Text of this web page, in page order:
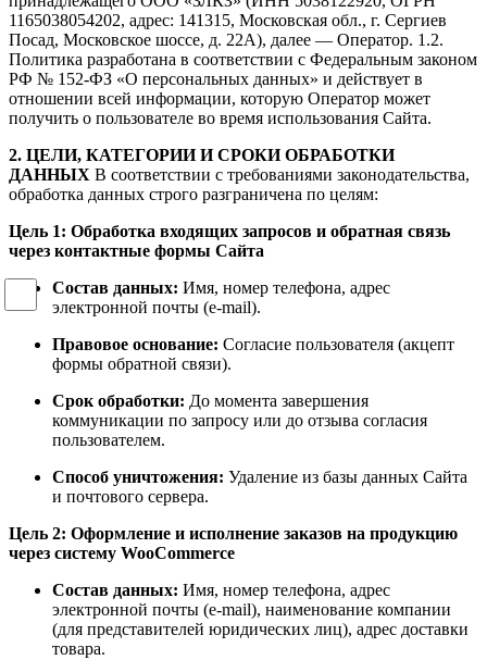
1165038054202, адрес: 141315, Московская обл., г. Сергиев
Посад, Московское шоссе, д. 22А), далее — Оператор. 1.2.
Политика разработана в соответствии с Федеральным законом
РФ № 152-ФЗ «О персональных данных» и действует в
отношении всей информации, которую Оператор может
получить о пользователе во время использования Сайта.
2. ЦЕЛИ, КАТЕГОРИИ И СРОКИ ОБРАБОТКИ
ДАННЫХ В соответствии с требованиями законодательства,
обработка данных строго разграничена по целям:
Цель 1: Обработка входящих запросов и обратная связь
через контактные формы Сайта
Состав данных: Имя, номер телефона, адрес
электронной почты (e-mail).
Правовое основание: Согласие пользователя (акцепт
формы обратной связи).
Срок обработки: До момента завершения
коммуникации по запросу или до отзыва согласия
пользователем.
Способ уничтожения: Удаление из базы данных Сайта
и почтового сервера.
Цель 2: Оформление и исполнение заказов на продукцию
через систему WooCommerce
Состав данных: Имя, номер телефона, адрес
электронной почты (e-mail), наименование компании
(для представителей юридических лиц), адрес доставки
товара.